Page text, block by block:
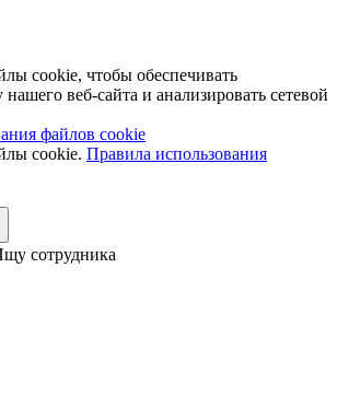
cookie, чтобы обеспечивать
веб-сайта и анализировать сетевой
файлов cookie
cookie. Правила использования
сотрудника